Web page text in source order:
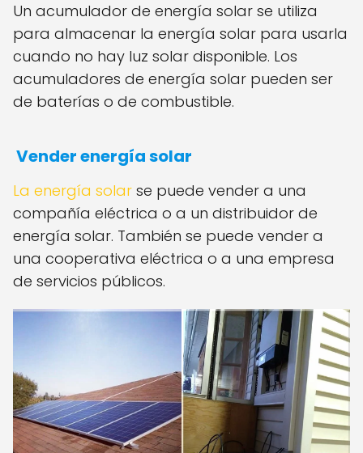
Un acumulador de energía solar se utiliza
para almacenar la energía solar para usarla
cuando no hay luz solar disponible. Los
acumuladores de energía solar pueden ser
de baterías o de combustible.
Vender energía solar
La energía solar se puede vender a una
compañía eléctrica o a un distribuidor de
energía solar. También se puede vender a
una cooperativa eléctrica o a una empresa
de servicios públicos.